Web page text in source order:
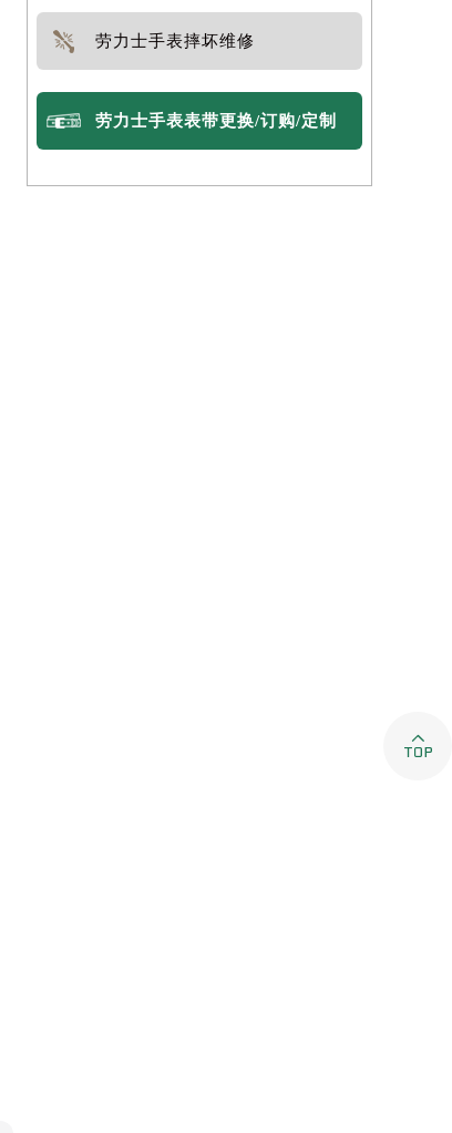
劳力士手表摔坏维修
劳力士手表表带更换/订购/定制
